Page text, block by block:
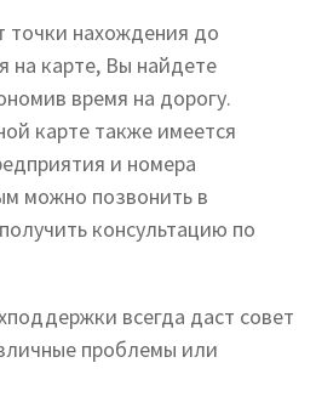
нахождения до
на карте, Вы найдете
время на дорогу.
карте также имеется
и номера
можно позвонить в
консультацию по
всегда даст совет
проблемы или